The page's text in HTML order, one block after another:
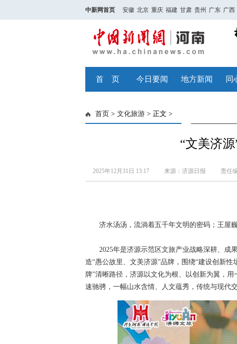
中新网首页 安徽 北京 重庆 福建 甘肃 贵州 广东 广西
首 页 今日要闻 地方新闻 同
首页 > 文化旅游 > 正文 >
“文美济
2025年12月31日 13:17 来源：济源日报 责任
济水汤汤，流淌着五千年文明的密码；王屋巍
2025年是济源示范区文旅产业战略深耕、成
造“愚公故里、文美济源”品牌，围绕“建设创新
牌”清晰路径，济源以文化为根、以创新为翼，
速驰骋，一幅山水含情、人文蕴秀，传统与现代